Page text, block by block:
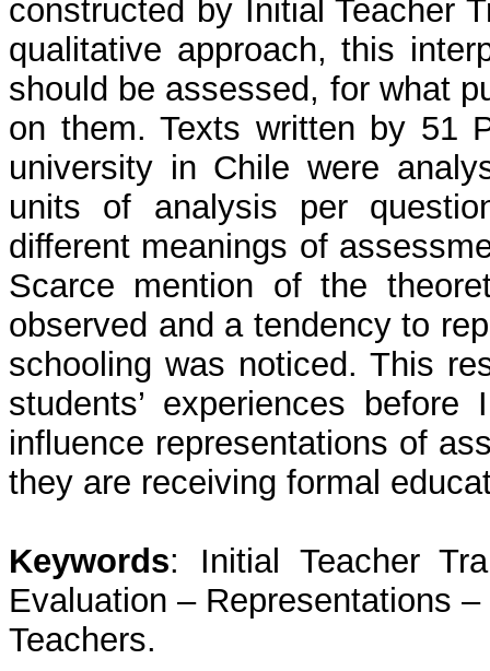
constructed by Initial Teacher
qualitative approach, this
should be assessed, for what
on them. Texts written by 51
university in Chile were
units of analysis per
different meanings of
Scarce mention of the
observed and a tendency to
schooling was noticed. This
students’ experiences
influence representations of
they are receiving formal
Keywords: Initial Teacher
Evaluation – Representations –
Teachers.